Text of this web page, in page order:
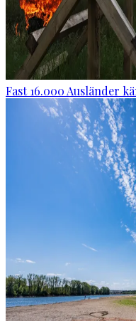
Fast 16.000 Ausländer